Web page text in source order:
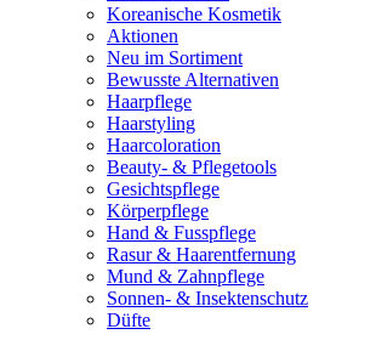
Koreanische Kosmetik
Aktionen
Neu im Sortiment
Bewusste Alternativen
Haarpflege
Haarstyling
Haarcoloration
Beauty- & Pflegetools
Gesichtspflege
Körperpflege
Hand & Fusspflege
Rasur & Haarentfernung
Mund & Zahnpflege
Sonnen- & Insektenschutz
Düfte